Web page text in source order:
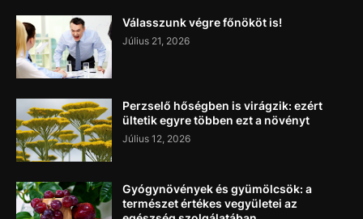
Válasszunk végre főnököt is!
Július 21, 2026
Perzselő hőségben is virágzik: ezért
ültetik egyre többen ezt a növényt
Július 12, 2026
Gyógynövények és gyümölcsök: a
természet értékes vegyületei az